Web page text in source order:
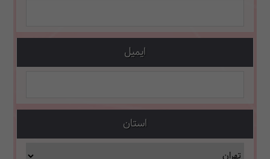
ایمیل
استان